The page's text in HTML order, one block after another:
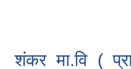
शंकर मा.वि (